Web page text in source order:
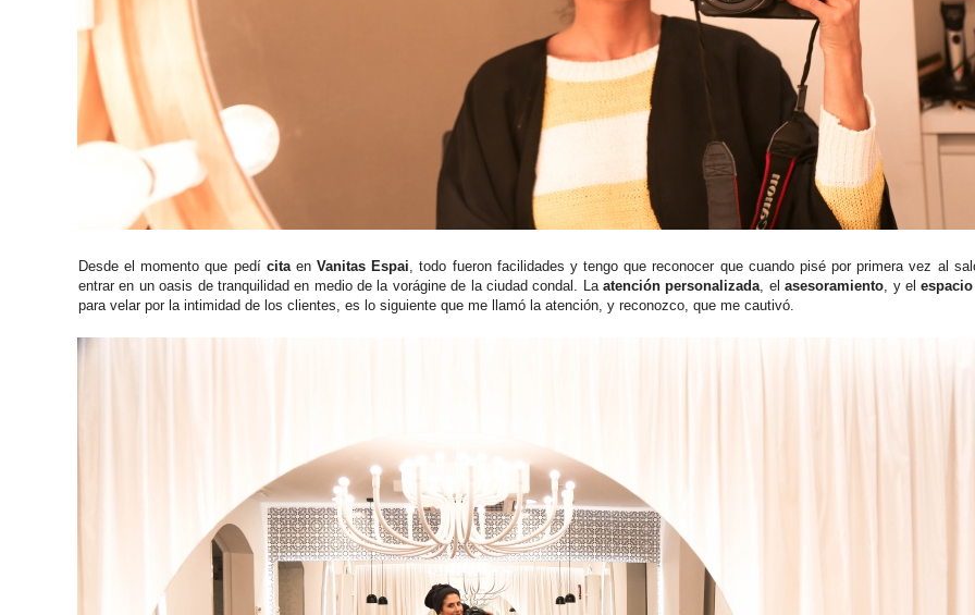
Desde el momento que pedí citaenVanitas Espai, todo fueron facilidades y tengo que reconocer que cuando pisé por primera vez al
entrar en un oasis de tranquilidad en medio de la vorágine de la ciudad condal. La atención personalizada, elasesoramiento, y el
para velar por la intimidad de los clientes, es lo siguiente que me llamó la atención, y reconozco, que me cautivó.